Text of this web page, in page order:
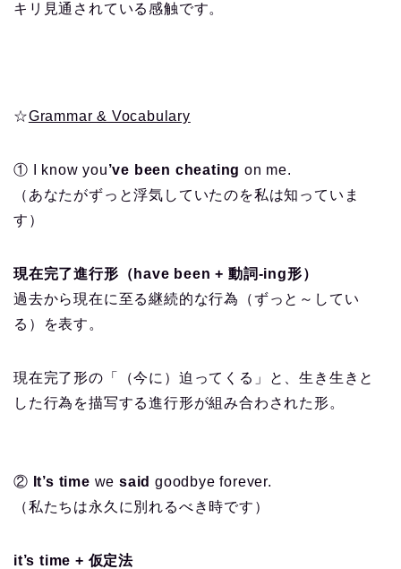
キリ見通されている感触です。
☆Grammar & Vocabulary
① I know you’ve been cheating on me.
（あなたがずっと浮気していたのを私は知っていま
す）
現在完了進行形（have been + 動詞-ing形）
過去から現在に至る継続的な行為（ずっと～してい
る）を表す。
現在完了形の「（今に）迫ってくる」と、生き生きと
した行為を描写する進行形が組み合わされた形。
② It’s time wesaid goodbye forever.
（私たちは永久に別れるべき時です）
it’s time + 仮定法